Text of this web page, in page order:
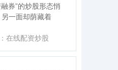
券”的炒股形态悄
一面却荫藏着
在线配资炒股